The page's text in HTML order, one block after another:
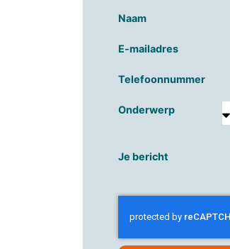
Naam
E-mailadres
Telefoonnummer
Onderwerp
Je bericht